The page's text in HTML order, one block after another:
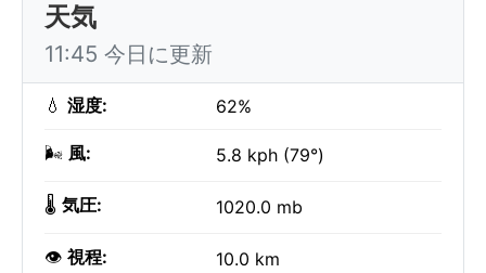
天気
11:45 今日に更新
💧 湿度: 62%
🌬️ 風: 5.8 kph (79°)
🌡️ 気圧: 1020.0 mb
👁️ 視程: 10.0 km